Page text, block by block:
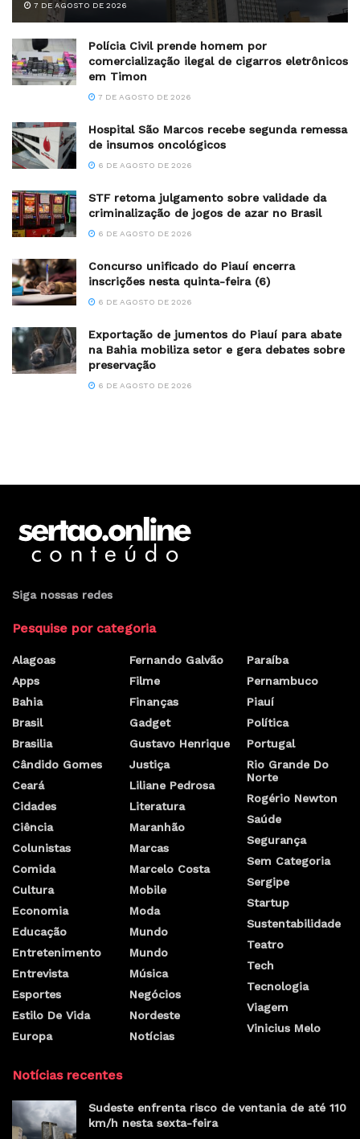
7 DE AGOSTO DE 2026
Polícia Civil prende homem por
comercialização ilegal de cigarros eletrônicos
em Timon
7 DE AGOSTO DE 2026
Hospital São Marcos recebe segunda remessa
de insumos oncológicos
6 DE AGOSTO DE 2026
STF retoma julgamento sobre validade da
criminalização de jogos de azar no Brasil
6 DE AGOSTO DE 2026
Concurso unificado do Piauí encerra
inscrições nesta quinta-feira (6)
6 DE AGOSTO DE 2026
Exportação de jumentos do Piauí para abate
na Bahia mobiliza setor e gera debates sobre
preservação
6 DE AGOSTO DE 2026
Siga nossas redes
Pesquise por categoria
Alagoas
Apps
Bahia
Brasil
Brasilia
Cândido Gomes
Ceará
Cidades
Ciência
Colunistas
Comida
Cultura
Economia
Educação
Entretenimento
Entrevista
Esportes
Estilo De Vida
Europa
Fernando Galvão
Filme
Finanças
Gadget
Gustavo Henrique
Justiça
Liliane Pedrosa
Literatura
Maranhão
Marcas
Marcelo Costa
Mobile
Moda
Mundo
Mundo
Música
Negócios
Nordeste
Notícias
Paraíba
Pernambuco
Piauí
Política
Portugal
Rio Grande Do
Norte
Rogério Newton
Saúde
Segurança
Sem Categoria
Sergipe
Startup
Sustentabilidade
Teatro
Tech
Tecnologia
Viagem
Vinicius Melo
Notícias recentes
Sudeste enfrenta risco de ventania de até 110
km/h nesta sexta-feira